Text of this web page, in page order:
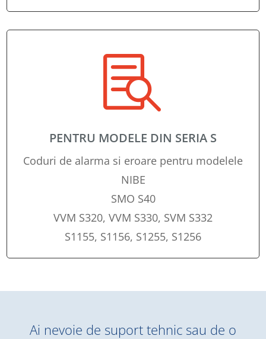

PENTRU MODELE DIN SERIA S
Coduri de alarma si eroare pentru modelele
NIBE
SMO S40
VVM S320, VVM S330, SVM S332
S1155, S1156, S1255, S1256
Ai nevoie de suport tehnic sau de o